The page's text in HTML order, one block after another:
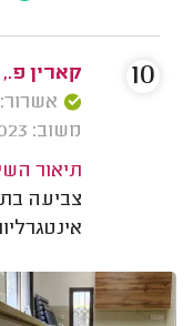
קארין פ.,
אשרור: 16/06/2024
משוב: 27/07/2023
תיאור
צביעה
10